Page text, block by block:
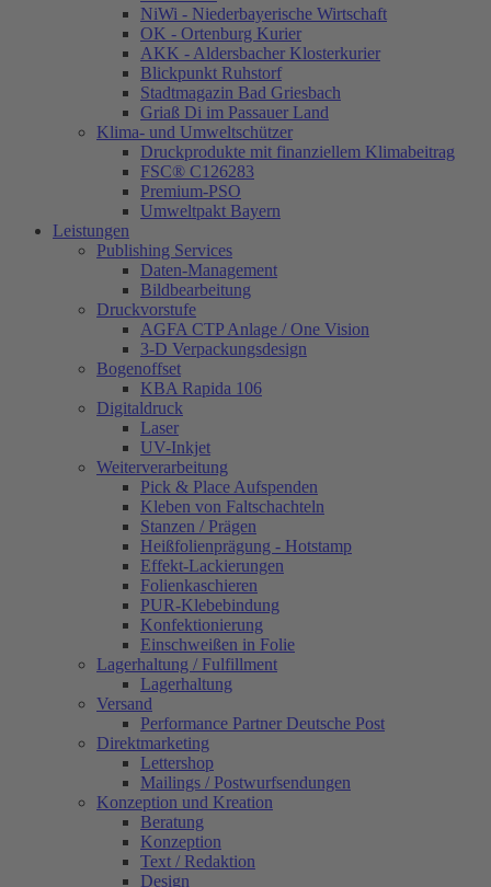
NiWi - Niederbayerische Wirtschaft
OK - Ortenburg Kurier
AKK - Aldersbacher Klosterkurier
Blickpunkt Ruhstorf
Stadtmagazin Bad Griesbach
Griaß Di im Passauer Land
Klima- und Umweltschützer
Druckprodukte mit finanziellem Klimabeitrag
FSC® C126283
Premium-PSO
Umweltpakt Bayern
Leistungen
Publishing Services
Daten-Management
Bildbearbeitung
Druckvorstufe
AGFA CTP Anlage / One Vision
3-D Verpackungsdesign
Bogenoffset
KBA Rapida 106
Digitaldruck
Laser
UV-Inkjet
Weiterverarbeitung
Pick & Place Aufspenden
Kleben von Faltschachteln
Stanzen / Prägen
Heißfolienprägung - Hotstamp
Effekt-Lackierungen
Folienkaschieren
PUR-Klebebindung
Konfektionierung
Einschweißen in Folie
Lagerhaltung / Fulfillment
Lagerhaltung
Versand
Performance Partner Deutsche Post
Direktmarketing
Lettershop
Mailings / Postwurfsendungen
Konzeption und Kreation
Beratung
Konzeption
Text / Redaktion
Design